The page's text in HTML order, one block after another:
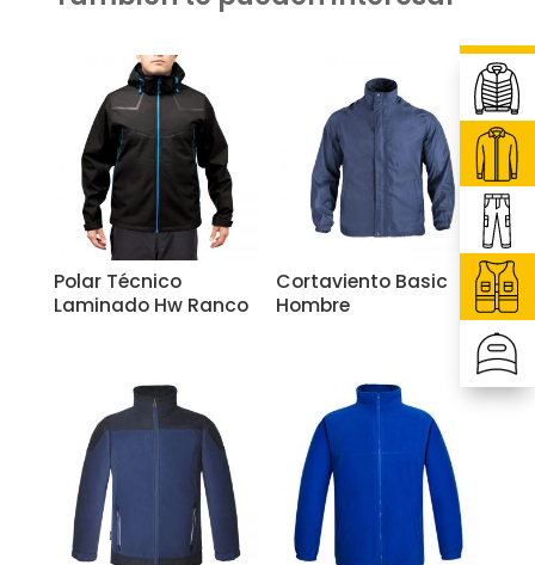
Related products
Polar Técnico
Laminado Hw Ranco
Cortaviento Basic
Hombre